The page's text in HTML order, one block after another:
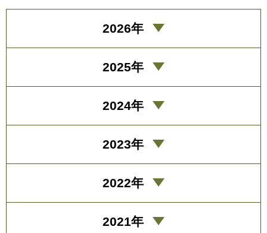
2026年
2025年
2024年
2023年
2022年
2021年